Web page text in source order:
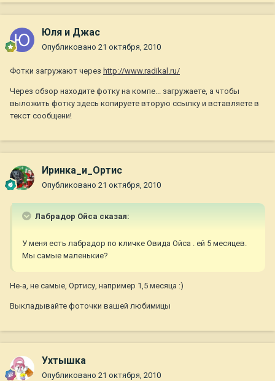
Юля и Джас
Опубликовано 21 октября, 2010
Фотки загружают через http://www.radikal.ru/
Через обзор находите фотку на компе... загружаете, а чтобы
выложить фотку здесь копируете вторую ссылку и вставляете в
текст сообщени!
Иринка_и_Ортис
Опубликовано 21 октября, 2010
Лабрадор Ойса сказал:
У меня есть лабрадор по кличке Овида Ойса . ей 5 месяцев.
Мы самые маленькие?
Не-а, не самые, Ортису, например 1,5 месяца :)
Выкладывайте фоточки вашей любимицы
Ухтышка
Опубликовано 21 октября, 2010